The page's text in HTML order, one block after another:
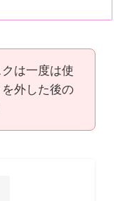
は一度は使
外した後の